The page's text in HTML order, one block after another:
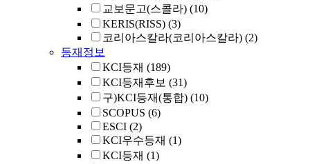
교보문고(스콜라) (10)
KERIS(RISS) (3)
코리아스칼라(코리아스칼라) (2)
등재정보
KCI등재 (189)
KCI등재후보 (31)
구)KCI등재(통합) (10)
SCOPUS (6)
ESCI (2)
KCI우수등재 (1)
KCI등재 (1)